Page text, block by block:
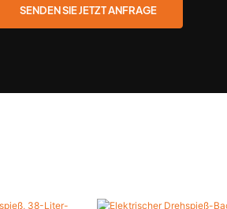
SENDEN SIE JETZT ANFRAGE